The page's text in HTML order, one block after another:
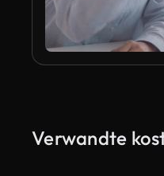
Verwandte